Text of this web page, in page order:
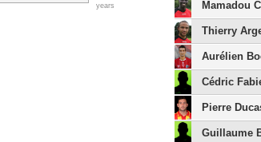
years Mamadou
Thierry
Aurélien
Cédric
Pierre
Guillaume